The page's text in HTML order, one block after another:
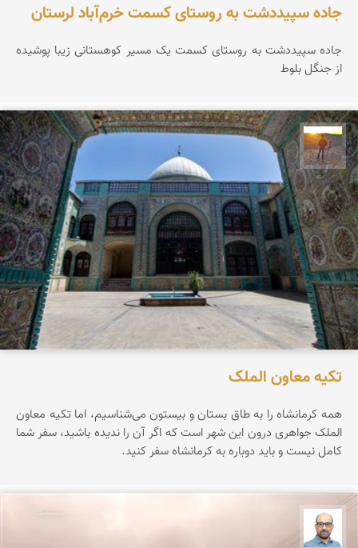
جاده سپیددشت به روستای کسمت خرم‌آباد لرستان
جاده سپیددشت به روستای کسمت یک مسیر کوهستانی زیبا پوشیده
از جنگل بلوط
مهدی مخلصیان
تکیه معاون الملک
همه کرمانشاه را به طاق بستان و بیستون می‌شناسیم، اما تکیه معاون
الملک جواهری درون این شهر است که اگر آن را ندیده باشید، سفر شما
کامل نیست و باید دوباره به کرمانشاه سفر کنید.